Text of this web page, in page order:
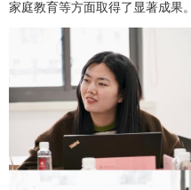
家庭教育等方面取得了显著成果。